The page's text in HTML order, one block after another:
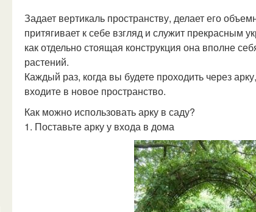
Задает вертикаль пространству, делает его
притягивает к себе взгляд и служит прекрасным
как отдельно стоящая конструкция она вполне
растений.
Каждый раз, когда вы будете проходить через
входите в новое пространство.
Как можно использовать арку в саду?
1. Поставьте арку у входа в дома